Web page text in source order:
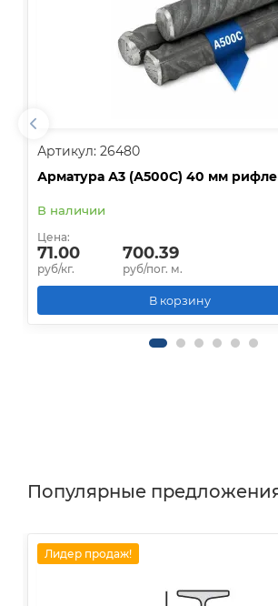
Артикул: 26480
Арматура А3 (А500С) 40 мм
В наличии
Цена:
71.00
руб/кг.
700.39
руб/пог. м.
В корзину
Популярные
Лидер продаж!